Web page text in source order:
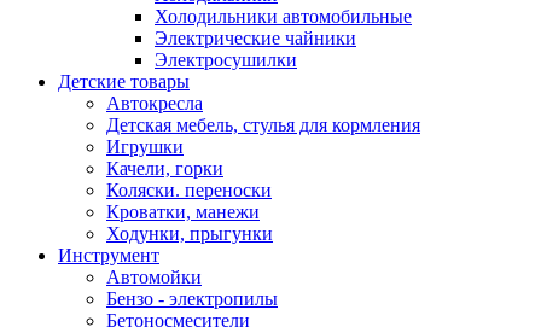
Холодильники автомобильные
Электрические чайники
Электросушилки
Детские товары
Автокресла
Детская мебель, стулья для кормления
Игрушки
Качели, горки
Коляски. переноски
Кроватки, манежи
Ходунки, прыгунки
Инструмент
Автомойки
Бензо - электропилы
Бетоносмесители